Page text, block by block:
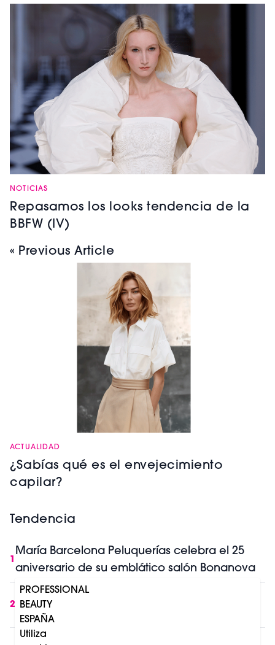
NOTICIAS
Repasamos los looks tendencia de la
BBFW (IV)
« Previous Article
ACTUALIDAD
¿Sabías qué es el envejecimiento
capilar?
Tendencia
1
María Barcelona Peluquerías celebra el 25
aniversario de su emblático salón Bonanova
2
IA y belleza profesional: lo que cambia en
Europa a partir de Agosto 2026
Mercado profesional del cuidado capilar:
PROFESSIONAL
BEAUTY
ESPAÑA
Utiliza